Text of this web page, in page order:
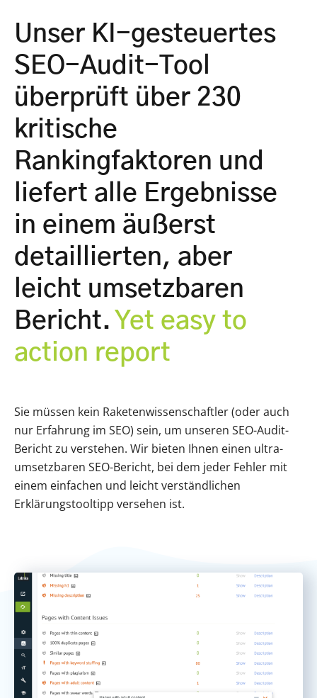
Unser KI-gesteuertes
SEO-Audit-Tool
überprüft über 230
kritische
Rankingfaktoren und
liefert alle Ergebnisse
in einem äußerst
detaillierten, aber
leicht umsetzbaren
Bericht. Yet easy to
action report
Sie müssen kein Raketenwissenschaftler (oder auch
nur Erfahrung im SEO) sein, um unseren SEO-Audit-
Bericht zu verstehen. Wir bieten Ihnen einen ultra-
umsetzbaren SEO-Bericht, bei dem jeder Fehler mit
einem einfachen und leicht verständlichen
Erklärungstooltipp versehen ist.